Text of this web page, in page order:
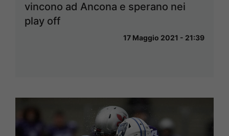
vincono ad Ancona e sperano nei
play off
17 Maggio 2021 - 21:39